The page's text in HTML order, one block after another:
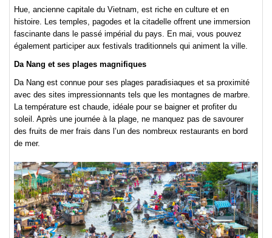
Hue, ancienne capitale du Vietnam, est riche en culture et en
histoire. Les temples, pagodes et la citadelle offrent une immersion
fascinante dans le passé impérial du pays. En mai, vous pouvez
également participer aux festivals traditionnels qui animent la ville.
Da Nang et ses plages magnifiques
Da Nang est connue pour ses plages paradisiaques et sa proximité
avec des sites impressionnants tels que les montagnes de marbre.
La température est chaude, idéale pour se baigner et profiter du
soleil. Après une journée à la plage, ne manquez pas de savourer
des fruits de mer frais dans l’un des nombreux restaurants en bord
de mer.